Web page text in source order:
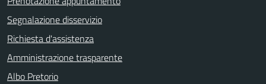
Segnalazione disservizio
Richiesta d'assistenza
Amministrazione trasparente
Albo Pretorio